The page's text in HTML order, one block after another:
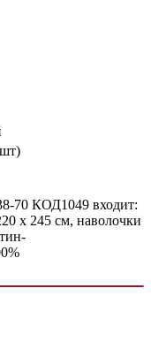
70 КОД1049 входит:
х 245 см, наволочки